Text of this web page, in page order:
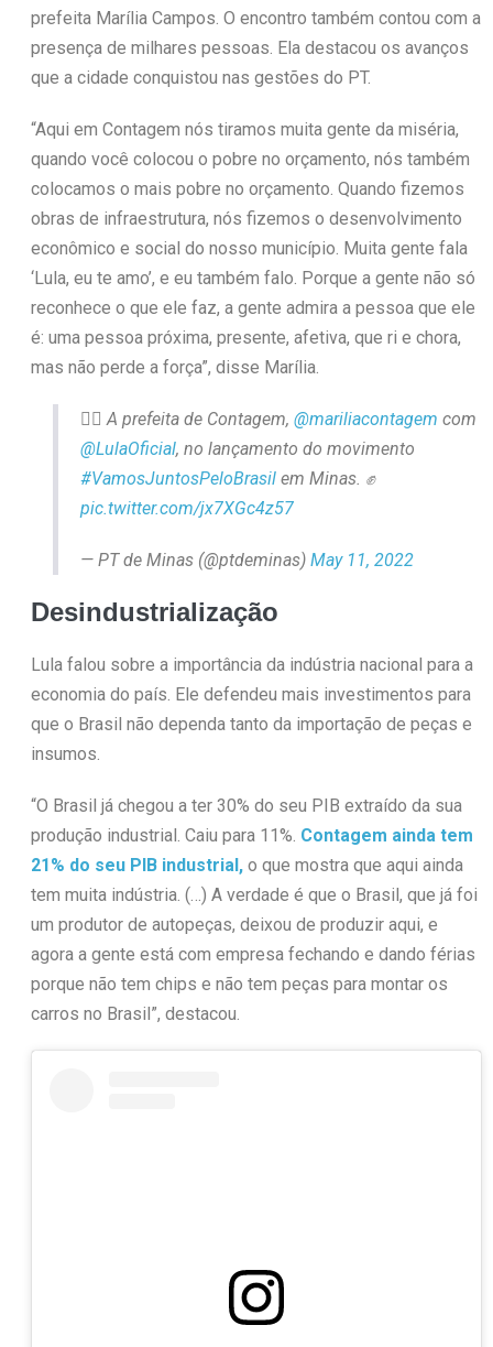
prefeita Marília Campos. O encontro também contou com a
presença de milhares pessoas. Ela destacou os avanços
que a cidade conquistou nas gestões do PT.
“Aqui em Contagem nós tiramos muita gente da miséria,
quando você colocou o pobre no orçamento, nós também
colocamos o mais pobre no orçamento. Quando fizemos
obras de infraestrutura, nós fizemos o desenvolvimento
econômico e social do nosso município. Muita gente fala
‘Lula, eu te amo’, e eu também falo. Porque a gente não só
reconhece o que ele faz, a gente admira a pessoa que ele
é: uma pessoa próxima, presente, afetiva, que ri e chora,
mas não perde a força”, disse Marília.
🙋‍♀️ A prefeita de Contagem, @mariliacontagem com
@LulaOficial, no lançamento do movimento
#VamosJuntosPeloBrasilem Minas. ✊
pic.twitter.com/jx7XGc4z57
— PT de Minas (@ptdeminas) May 11, 2022
Desindustrialização
Lula falou sobre a importância da indústria nacional para a
economia do país. Ele defendeu mais investimentos para
que o Brasil não dependa tanto da importação de peças e
insumos.
“O Brasil já chegou a ter 30% do seu PIB extraído da sua
produção industrial. Caiu para 11%. Contagem ainda tem
21% do seu PIB industrial,o que mostra que aqui ainda
tem muita indústria. (…) A verdade é que o Brasil, que já foi
um produtor de autopeças, deixou de produzir aqui, e
agora a gente está com empresa fechando e dando férias
porque não tem chips e não tem peças para montar os
carros no Brasil”, destacou.